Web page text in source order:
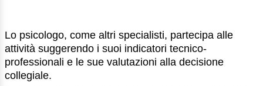
Lo psicologo, come altri specialisti, partecipa alle
attività suggerendo i suoi indicatori tecnico-
professionali e le sue valutazioni alla decisione
collegiale.